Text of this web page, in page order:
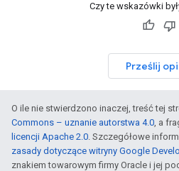
Czy te wskazówki
Prześlij
O ile nie stwierdzono inaczej, treść tej
Commons – uznanie autorstwa 4.0, a
licencji Apache 2.0. Szczegółowe
zasady dotyczące witryny Google
znakiem towarowym firmy Oracle i jej